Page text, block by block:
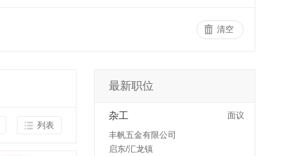
清空
列表
最新职位
杂工
面议
丰帆五金有限公司
启东/汇龙镇